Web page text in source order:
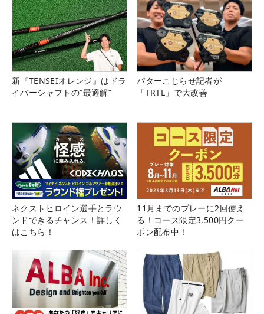
新『TENSEIオレンジ』はドラ
イバーシャフトの“最適解”
パターこじらせ記者が
「TRTL」で大改善
ネクストヒロイン選手とラウ
ンドできるチャンス！詳しく
はこちら！
11月までのプレーに2回使え
る！コース限定3,500円クー
ポン配布中！